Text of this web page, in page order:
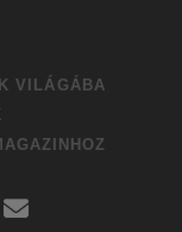
VILÁGÁBA
email